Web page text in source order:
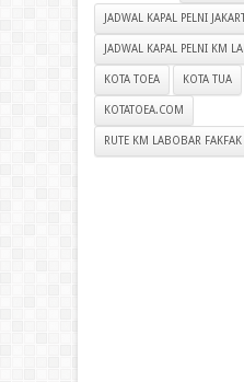
JADWAL KAPAL PELNI
JADWAL KAPAL PELNI KM
KOTA TOEA KOTA TUA
KOTATOEA.COM
RUTE KM LABOBAR FAKFAK